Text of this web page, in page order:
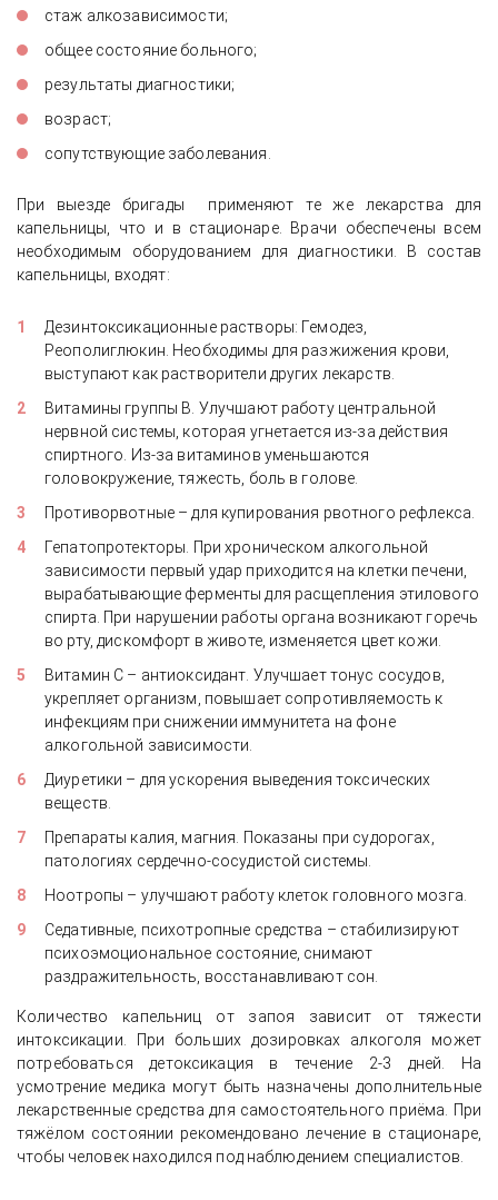
стаж алкозависимости;
общее состояние больного;
результаты диагностики;
возраст;
сопутствующие заболевания.
При выезде бригады применяют те же лекарства для
капельницы, что и в стационаре. Врачи обеспечены всем
необходимым оборудованием для диагностики. В состав
капельницы, входят:
Дезинтоксикационные растворы: Гемодез,
Реополиглюкин. Необходимы для разжижения крови,
выступают как растворители других лекарств.
Витамины группы В. Улучшают работу центральной
нервной системы, которая угнетается из-за действия
спиртного. Из-за витаминов уменьшаются
головокружение, тяжесть, боль в голове.
Противорвотные – для купирования рвотного рефлекса.
Гепатопротекторы. При хроническом алкогольной
зависимости первый удар приходится на клетки печени,
вырабатывающие ферменты для расщепления этилового
спирта. При нарушении работы органа возникают горечь
во рту, дискомфорт в животе, изменяется цвет кожи.
Витамин С – антиоксидант. Улучшает тонус сосудов,
укрепляет организм, повышает сопротивляемость к
инфекциям при снижении иммунитета на фоне
алкогольной зависимости.
Диуретики – для ускорения выведения токсических
веществ.
Препараты калия, магния. Показаны при судорогах,
патологиях сердечно-сосудистой системы.
Ноотропы – улучшают работу клеток головного мозга.
Седативные, психотропные средства – стабилизируют
психоэмоциональное состояние, снимают
раздражительность, восстанавливают сон.
Количество капельниц от запоя зависит от тяжести
интоксикации. При больших дозировках алкоголя может
потребоваться детоксикация в течение 2-3 дней. На
усмотрение медика могут быть назначены дополнительные
лекарственные средства для самостоятельного приёма. При
тяжёлом состоянии рекомендовано лечение в стационаре,
чтобы человек находился под наблюдением специалистов.